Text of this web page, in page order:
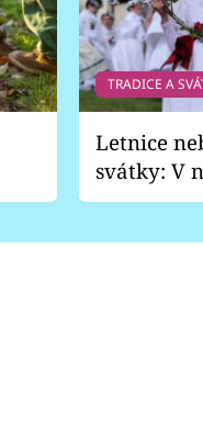
TRADICE A
Letnice
svátky: V
pondělí